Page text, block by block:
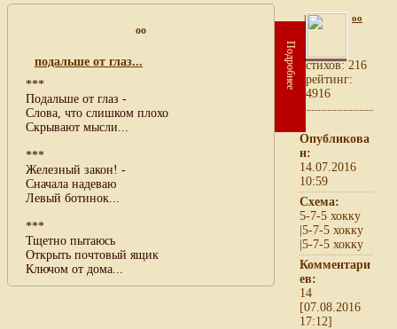
oo
подальше от глаз...
***
Подальше от глаз -
Слова, что слишком плохо
Скрывают мысли...
***
Железный закон! -
Сначала надеваю
Левый ботинок...
***
Тщетно пытаюсь
Открыть почтовый ящик
Ключом от дома...
Подробнее
oo
cтихов: 216
рейтинг:
4916
Опубликова
н:
14.07.2016
10:59
Схема:
5-7-5 хокку
|5-7-5 хокку
|5-7-5 хокку
Комментари
ев:
14
[07.08.2016
17:12]